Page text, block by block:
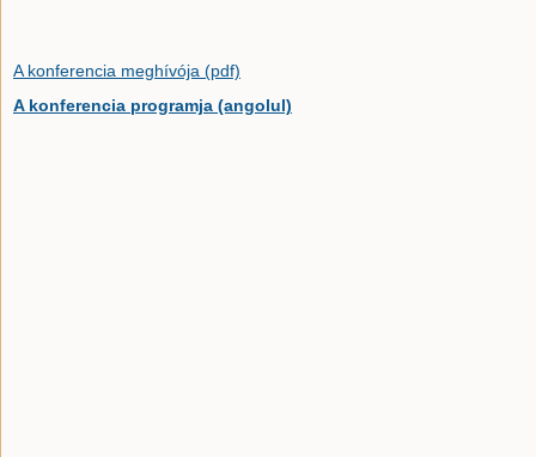
A konferencia meghívója (pdf)
A konferencia programja (angolul)